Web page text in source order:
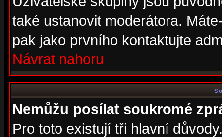
také ustanovit moderátora.
pak jako prvního kontaktujte
Návrat nahoru
Nemůžu posílat soukromé
Pro toto existují tři hlavní